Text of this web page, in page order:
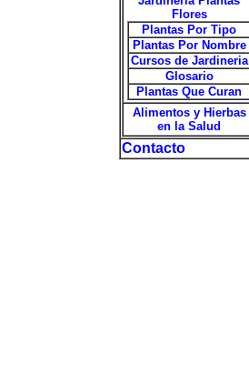
Flores
Plantas Por Tipo
Plantas Por Nombre
Cursos de Jardineria
Glosario
Plantas Que Curan
Alimentos y Hierbas
en la Salud
Contacto